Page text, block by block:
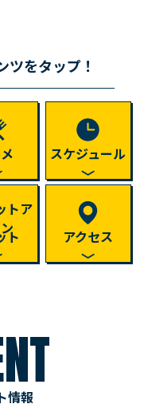
ツをタップ！
スケジュール
ト アクセス
情報